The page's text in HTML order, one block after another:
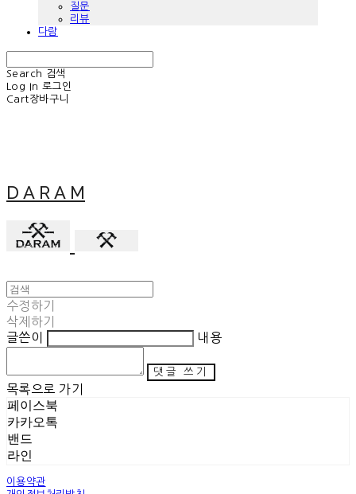
질문
리뷰
다람
Search
검색
Log In 로그인
Cart장바구니
D A R A M
수정하기
삭제하기
글쓴이
내용
댓글 쓰기
목록으로 가기
페이스북
카카오톡
밴드
라인
이용약관